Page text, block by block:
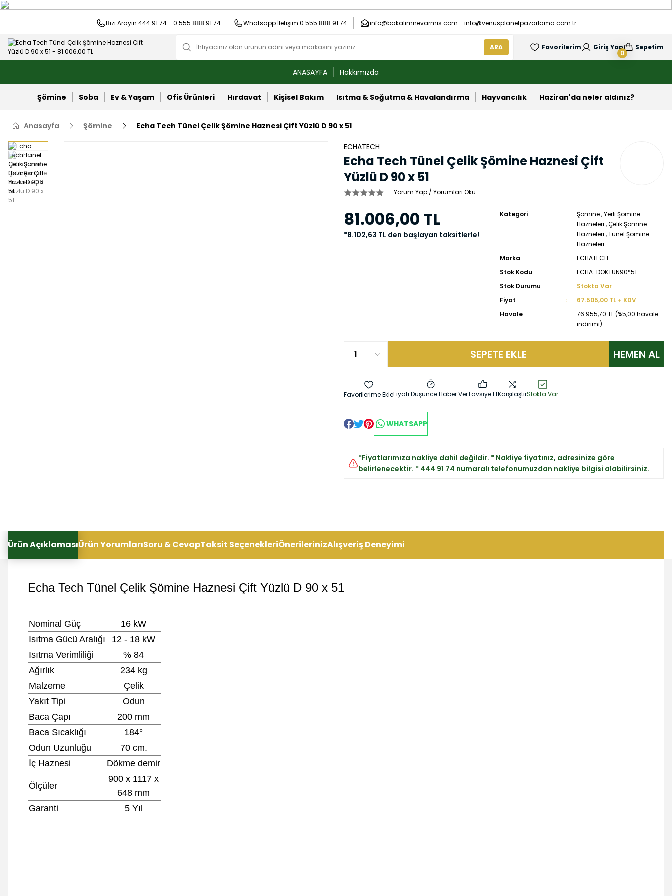
Bizi Arayın 444 91 74 - 0 555 888 91 74 Whatsapp İletişim 0 555 888 91 74 info@bakalimnevarmis.com - info@venusplanetpazarlama.com.tr
ARA Favorilerim Giriş Yap Sepetim
0
ANASAYFA Hakkımızda
Şömine Soba Ev & Yaşam Ofis Ürünleri Hırdavat Kişisel Bakım Isıtma & Soğutma & Havalandırma Hayvancılık Haziran'da neler aldınız?
Anasayfa Şömine Echa Tech Tünel Çelik Şömine Haznesi Çift Yüzlü D 90 x 51
ECHATECH
Echa Tech Tünel Çelik Şömine Haznesi Çift
Yüzlü D 90 x 51
Yorum Yap / Yorumları Oku
81.006,00 TL
*8.102,63 TL den başlayan taksitlerle!
Kategori Şömine,Yerli Şömine
Hazneleri ,Çelik Şömine
Hazneleri ,Tünel Şömine
Hazneleri
Marka
ECHATECH
Stok Kodu
ECHA-DOKTUN90*51
Stok Durumu
Stokta Var
Fiyat
67.505,00 TL + KDV
Havale
76.955,70 TL (%5,00 havale
indirimi)
SEPETE EKLE HEMEN AL
Fiyatı Düşünce Haber VerTavsiye EtKarşılaştırStokta Var
WHATSAPP
*Fiyatlarımıza nakliye dahil değildir. * Nakliye fiyatınız, adresinize göre
belirlenecektir. * 444 91 74 numaralı telefonumuzdan nakliye bilgisi alabilirsiniz.
Ürün AçıklamasıÜrün YorumlarıSoru & CevapTaksit SeçenekleriÖnerilerinizAlışveriş Deneyimi
Echa Tech Tünel Çelik Şömine Haznesi Çift Yüzlü D 90 x 51
Nominal Güç
16 kW
Isıtma Gücü Aralığı
12 - 18 kW
Isıtma Verimliliği
% 84
Ağırlık
234 kg
Malzeme
Çelik
Yakıt Tipi
Odun
Baca Çapı
200 mm
Baca Sıcaklığı
184°
Odun Uzunluğu
70 cm.
İç Haznesi
Dökme demir
Ölçüler
900 x 1117 x
648 mm
Garanti
5 Yıl